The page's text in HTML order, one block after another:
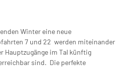
Winter eine neue
7 und 22 werden miteinander
Hauptzugänge im Tal künftig
sind. Die perfekte